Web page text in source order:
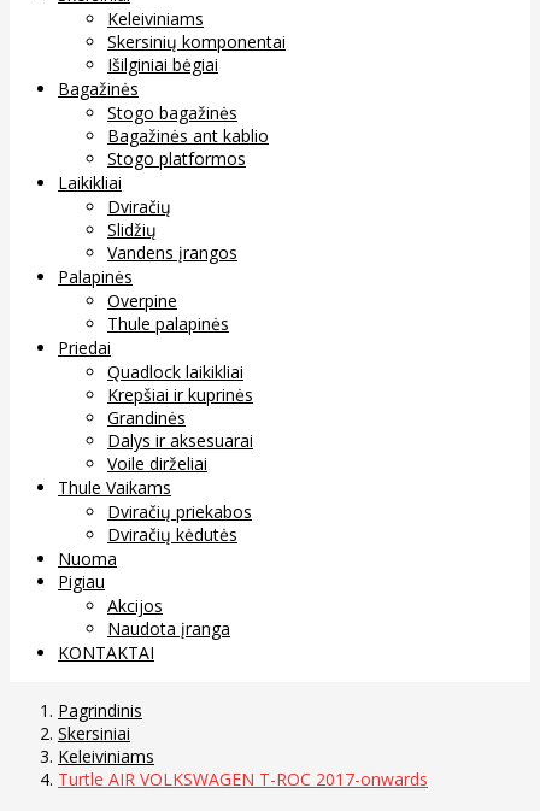
Keleiviniams
Skersinių komponentai
Išilginiai bėgiai
Bagažinės
Stogo bagažinės
Bagažinės ant kablio
Stogo platformos
Laikikliai
Dviračių
Slidžių
Vandens įrangos
Palapinės
Overpine
Thule palapinės
Priedai
Quadlock laikikliai
Krepšiai ir kuprinės
Grandinės
Dalys ir aksesuarai
Voile dirželiai
Thule Vaikams
Dviračių priekabos
Dviračių kėdutės
Nuoma
Pigiau
Akcijos
Naudota įranga
KONTAKTAI
Pagrindinis
Skersiniai
Keleiviniams
Turtle AIR VOLKSWAGEN T-ROC 2017-onwards